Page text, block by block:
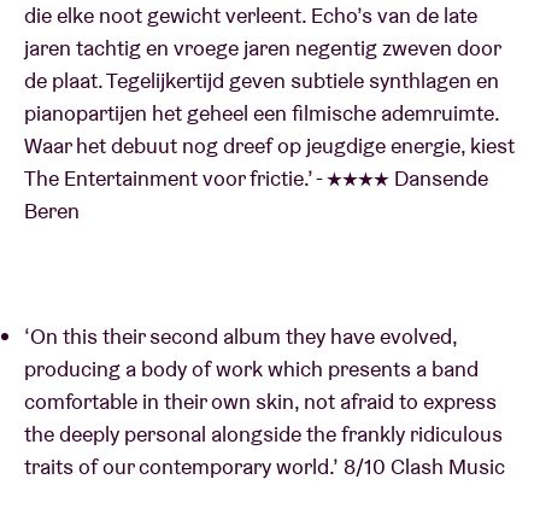
die elke noot gewicht verleent. Echo’s van de late
jaren tachtig en vroege jaren negentig zweven door
de plaat. Tegelijkertijd geven subtiele synthlagen en
pianopartijen het geheel een filmische ademruimte.
Waar het debuut nog dreef op jeugdige energie, kiest
The Entertainment voor frictie.’ - ★★★★ Dansende
Beren
‘On this their second album they have evolved,
producing a body of work which presents a band
comfortable in their own skin, not afraid to express
the deeply personal alongside the frankly ridiculous
traits of our contemporary world.’ 8/10 Clash Music